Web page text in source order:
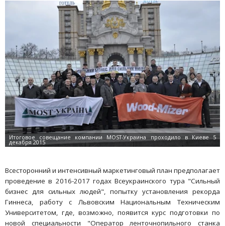
Всесторонний и интенсивный маркетинговый план предполагает
проведение в 2016-2017 годах Всеукраинского тура "Сильный
бизнес для сильных людей", попытку установления рекорда
Гиннеса, работу с Львовским Национальным Техническим
Университетом, где, возможно, появится курс подготовки по
новой специальности "Оператор ленточнопильного станка